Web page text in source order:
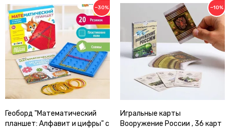
−30%
Геоборд "Математический
планшет: Алфавит и цифры" с
−10%
Игральные карты
Вооружение России , 36 карт